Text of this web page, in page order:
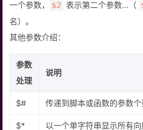
一个参数， $2 表示第二个参数…（
名）。
其他参数介绍：
参数
处理
说明
$# 传递到脚本或函数的参数
$* 以一个单字符串显示所有